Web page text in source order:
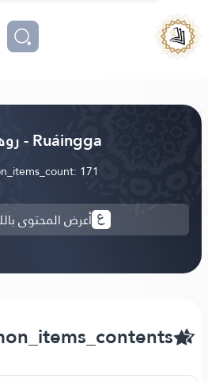
RHG
Ruáingga - روهينجي
common_items_count: 171
أعرض المحتوى باللغة العربية